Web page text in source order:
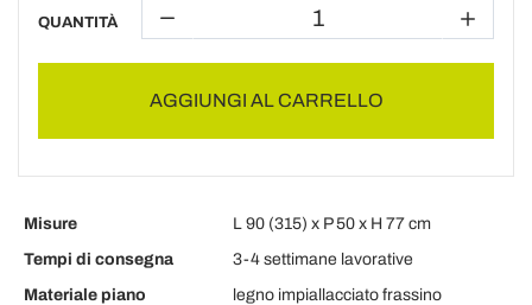
QUANTITÀ
AGGIUNGI AL CARRELLO
Misure
L 90 (315) x P 50 x H 77 cm
Tempi di consegna
3-4 settimane lavorative
Materiale piano
legno impiallacciato frassino